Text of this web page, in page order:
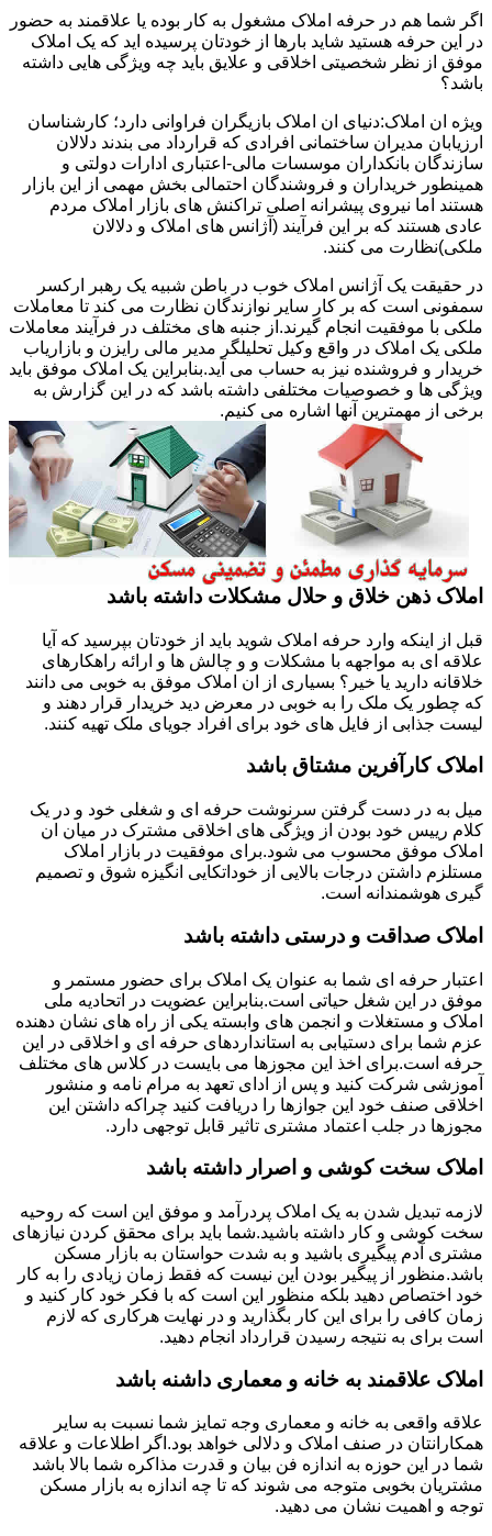
اگر شما هم در حرفه املاک مشغول به کار بوده یا علاقمند به حضور
در این حرفه هستید شاید بارها از خودتان پرسیده اید که یک املاک
موفق از نظر شخصیتی اخلاقی و علایق باید چه ویژگی هایی داشته
باشد؟
ویژه ان املاک:دنیای ان املاک بازیگران فراوانی دارد؛ کارشناسان
ارزیابان مدیران ساختمانی افرادی که قرارداد می بندند دلالان
سازندگان بانکداران موسسات مالی-اعتباری ادارات دولتی و
همینطور خریداران و فروشندگان احتمالی بخش مهمی از این بازار
هستند اما نیروی پیشرانه اصلی تراکنش های بازار املاک مردم
عادی هستند که بر این فرآیند (آژانس های املاک و دلالان
ملکی)نظارت می کنند.
در حقیقت یک آژانس املاک خوب در باطن شبیه یک رهبر ارکسر
سمفونی است که بر کار سایر نوازندگان نظارت می کند تا معاملات
ملکی با موفقیت انجام گیرند.از جنبه های مختلف در فرآیند معاملات
ملکی یک املاک در واقع وکیل تحلیلگر مدیر مالی رایزن و بازاریاب
خریدار و فروشنده نیز به حساب می آید.بنابراین یک املاک موفق باید
ویژگی ها و خصوصیات مختلفی داشته باشد که در این گزارش به
برخی از مهمترین آنها اشاره می کنیم.
املاک ذهن خلاق و حلال مشکلات داشته باشد
قبل از اینکه وارد حرفه املاک شوید باید از خودتان بپرسید که آیا
علاقه ای به مواجهه با مشکلات و و چالش ها و ارائه راهکارهای
خلاقانه دارید یا خیر؟ بسیاری از ان املاک موفق به خوبی می دانند
که چطور یک ملک را به خوبی در معرض دید خریدار قرار دهند و
لیست جذابی از فایل های خود برای افراد جویای ملک تهیه کنند.
املاک کارآفرین مشتاق باشد
میل به در دست گرفتن سرنوشت حرفه ای و شغلی خود و در یک
کلام رییس خود بودن از ویژگی های اخلاقی مشترک در میان ان
املاک موفق محسوب می شود.برای موفقیت در بازار املاک
مستلزم داشتن درجات بالایی از خوداتکایی انگیزه شوق و تصمیم
گیری هوشمندانه است.
املاک صداقت و درستی داشته باشد
اعتبار حرفه ای شما به عنوان یک املاک برای حضور مستمر و
موفق در این شغل حیاتی است.بنابراین عضویت در اتحادیه ملی
املاک و مستغلات و انجمن های وابسته یکی از راه های نشان دهنده
عزم شما برای دستیابی به استانداردهای حرفه ای و اخلاقی در این
حرفه است.برای اخذ این مجوزها می بایست در کلاس های مختلف
آموزشی شرکت کنید و پس از ادای تعهد به مرام نامه و منشور
اخلاقی صنف خود این جوازها را دریافت کنید چراکه داشتن این
مجوزها در جلب اعتماد مشتری تاثیر قابل توجهی دارد.
املاک سخت کوشی و اصرار داشته باشد
لازمه تبدیل شدن به یک املاک پردرآمد و موفق این است که روحیه
سخت کوشی و کار داشته باشید.شما باید برای محقق کردن نیازهای
مشتری آدم پیگیری باشید و به شدت حواستان به بازار مسکن
باشد.منظور از پیگیر بودن این نیست که فقط زمان زیادی را به کار
خود اختصاص دهید بلکه منظور این است که با فکر خود کار کنید و
زمان کافی را برای این کار بگذارید و در نهایت هرکاری که لازم
است برای به نتیجه رسیدن قرارداد انجام دهید.
املاک علاقمند به خانه و معماری داشنه باشد
علاقه واقعی به خانه و معماری وجه تمایز شما نسبت به سایر
همکارانتان در صنف املاک و دلالی خواهد بود.اگر اطلاعات و علاقه
شما در این حوزه به اندازه فن بیان و قدرت مذاکره شما بالا باشد
مشتریان بخوبی متوجه می شوند که تا چه اندازه به بازار مسکن
توجه و اهمیت نشان می دهید.